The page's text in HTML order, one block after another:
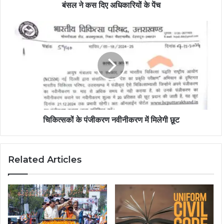
बंसल ने कस दिए अधिकारियों के पेंच
चिकित्सकों के पंजीकरण नवीनीकरण में मिलेगी छूट
Related Articles